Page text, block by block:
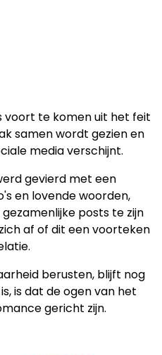
voort te komen uit het feit
samen wordt gezien en
media verschijnt.
gevierd met een
en lovende woorden,
posts te zijn
af of dit een voorteken
berusten, blijft nog
is dat de ogen van het
gericht zijn.